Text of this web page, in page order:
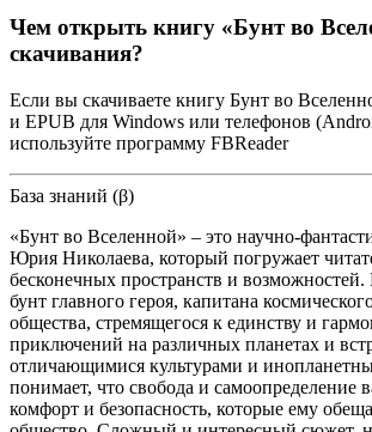
Чем открыть книгу «Бунт во
скачивания?
Если вы скачиваете книгу Бунт во
и EPUB для Windows или телефонов
используйте программу FBReader
База знаний (β)
«Бунт во Вселенной» – это научно-
Юрия Николаева, который погружает
бесконечных пространств и
бунт главного героя, капитана
общества, стремящегося к единству и
приключений на различных планетах и
отличающимися культурами и
понимает, что свобода и самоопределение
комфорт и безопасность, которые ему